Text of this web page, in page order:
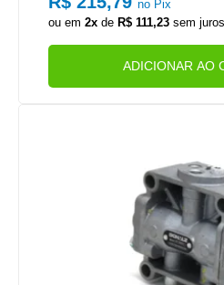
no Pix
ou em2x de R$ 111,23 sem juros
ADICIONAR AO